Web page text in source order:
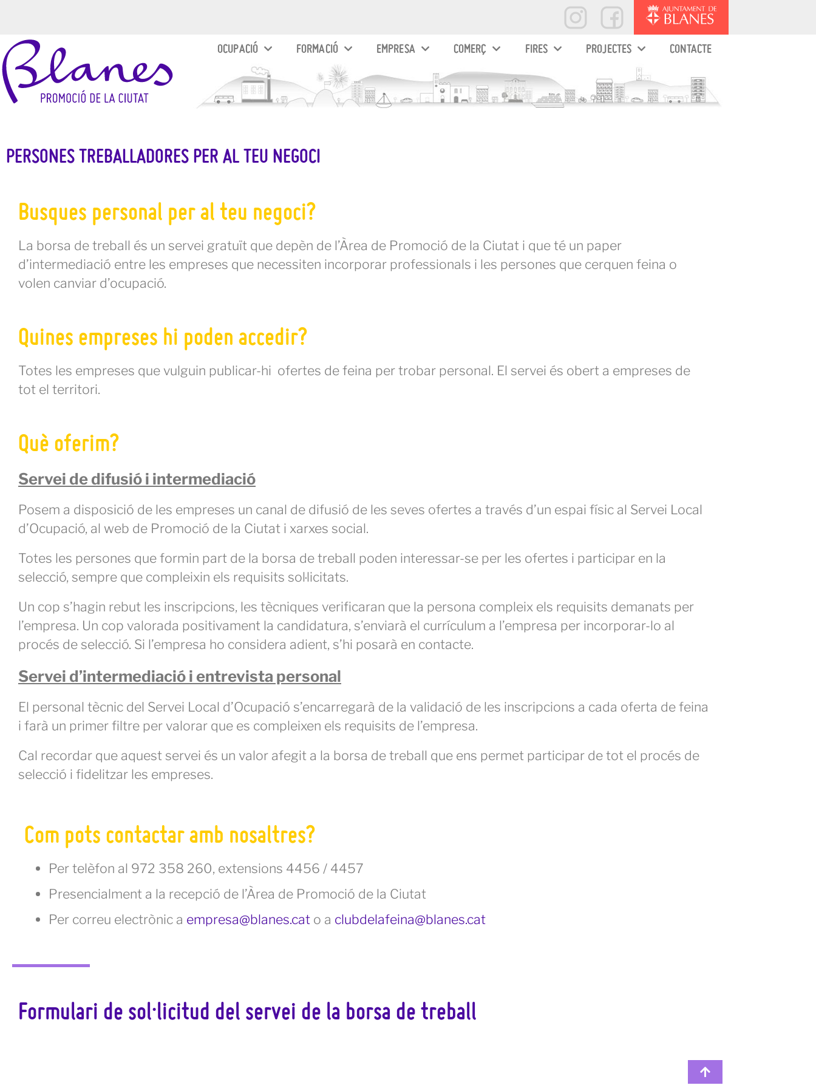
OCUPACIÓ FORMACIÓ EMPRESA COMERÇ FIRES PROJECTES CONTACTE
PERSONES TREBALLADORES PER AL TEU NEGOCI
Busques personal per al teu negoci?
La borsa de treball és un servei gratuït que depèn de l’Àrea de Promoció de la Ciutat i que té un paper
d’intermediació entre les empreses que necessiten incorporar professionals i les persones que cerquen feina o
volen canviar d’ocupació.
Quines empreses hi poden accedir?
Totes les empreses que vulguin publicar-hi ofertes de feina per trobar personal. El servei és obert a empreses de
tot el territori.
Què oferim?
Servei de difusió i intermediació
Posem a disposició de les empreses un canal de difusió de les seves ofertes a través d’un espai físic al Servei Local
d’Ocupació, al web de Promoció de la Ciutat i xarxes social.
Totes les persones que formin part de la borsa de treball poden interessar-se per les ofertes i participar en la
selecció, sempre que compleixin els requisits sol·licitats.
Un cop s’hagin rebut les inscripcions, les tècniques verificaran que la persona compleix els requisits demanats per
l’empresa. Un cop valorada positivament la candidatura, s’enviarà el currículum a l’empresa per incorporar-lo al
procés de selecció. Si l’empresa ho considera adient, s’hi posarà en contacte.
Servei d’intermediació i entrevista personal
El personal tècnic del Servei Local d’Ocupació s’encarregarà de la validació de les inscripcions a cada oferta de feina
i farà un primer filtre per valorar que es compleixen els requisits de l’empresa.
Cal recordar que aquest servei és un valor afegit a la borsa de treball que ens permet participar de tot el procés de
selecció i fidelitzar les empreses.
Com pots contactar amb nosaltres?
Per telèfon al 972 358 260, extensions 4456 / 4457
Presencialment a la recepció de l’Àrea de Promoció de la Ciutat
Per correu electrònic a empresa@blanes.cat o a clubdelafeina@blanes.cat
Formulari de sol·licitud del servei de la borsa de treball